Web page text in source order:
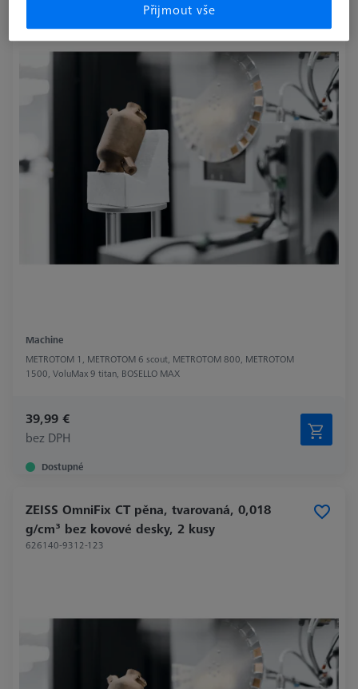
Machine
METROTOM 1, METROTOM 6 scout, METROTOM 800, METROTOM
1500, VoluMax 9 titan, BOSELLO MAX
39,99 €
bez DPH
Dostupné
ZEISS OmniFix CT pěna, tvarovaná, 0,018
g/cm³ bez kovové desky, 2 kusy
626140-9312-123
Přijmout vše